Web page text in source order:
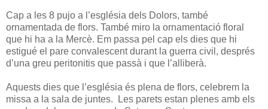
Cap a les 8 pujo a l’església dels Dolors, també
ornamentada de flors. També miro la ornamentació floral
que hi ha a la Mercè. Em passa pel cap els dies que hi
estigué el pare convalescent durant la guerra civil, després
d’una greu peritonitis que passà i que l’alliberà.
Aquests dies que l’església és plena de flors, celebrem la
missa a la sala de juntes. Les parets estan plenes amb els